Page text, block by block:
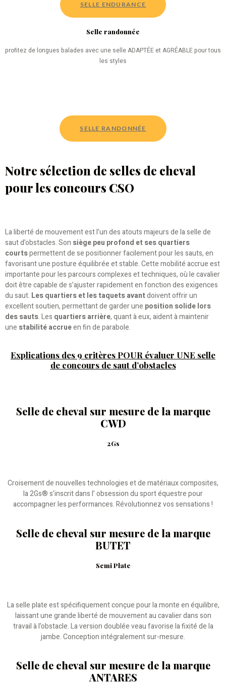
SELLE ENDURANCE
Selle randonnée
profitez de longues balades avec une selle ADAPTÉE et AGRÉABLE pour tous
les styles
SELLE RANDONNÉE
Notre sélection de selles de cheval
pour les concours CSO
La liberté de mouvement est l’un des atouts majeurs de la selle de
saut d’obstacles. Son siège peu profond et ses quartiers
courtspermettent de se positionner facilement pour les sauts, en
favorisant une posture équilibrée et stable. Cette mobilité accrue est
importante pour les parcours complexes et techniques, où le cavalier
doit être capable de s’ajuster rapidement en fonction des exigences
du saut. Les quartiers et les taquets avantdoivent offrir un
excellent soutien, permettant de garder une position solide lors
des sauts. Les quartiers arrière, quant à eux, aident à maintenir
une stabilité accrueen fin de parabole.
Explications des 9 critères POUR évaluer UNE selle
de concours de saut d’obstacles
Selle de cheval sur mesure de la marque
CWD
2Gs
Croisement de nouvelles technologies et de matériaux composites,
la 2Gs® s’inscrit dans l’ obsession du sport équestre pour
accompagner les performances. Révolutionnez vos sensations !
Selle de cheval sur mesure de la marque
BUTET
Semi Plate
La selle plate est spécifiquement conçue pour la monte en équilibre,
laissant une grande liberté de mouvement au cavalier dans son
travail à l’obstacle. La version doublée veau favorise la fixité de la
jambe. Conception intégralement sur-mesure.
Selle de cheval sur mesure de la marque
ANTARES